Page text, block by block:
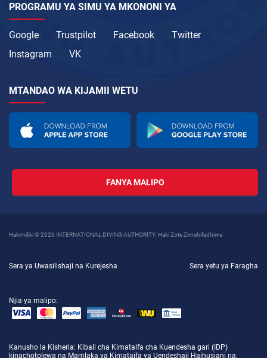
PROGRAMU YA SIMU YA MKONONI YA
Google Trustpilot Facebook
Twitter
Instagram
VK
MTANDAO WA KIJAMII WETU
FANYA MALIPO
Hakimiliki © 2026 INTERNATIONAL DIVING AUTHORITY. Haki Zote Zimehifadhiwa
Sera ya Uwasilishaji na Kurejesha Sera yetu ya Faragha
Njia ya malipo:
Kanusho la Kisheria: Kibali cha Kimataifa cha Kuendesha gari (IDP)
kinachotolewa na Mamlaka ya Kimataifa ya Uendeshaji Haihusiani na,